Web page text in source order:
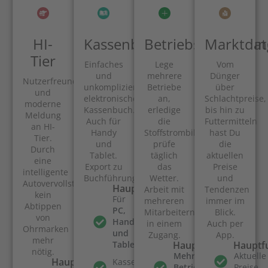
HI-
Tier
Nutzerfreundliche
und
moderne
Meldung
an HI-
Tier.
Durch
eine
intelligente
Autovervollständigung
kein
Abtippen
von
Ohrmarken
mehr
nötig.
Hauptfunktionen
Kassenbuch
Einfaches
und
unkompliziertes
elektronisches
Kassenbuch.
Auch für
Handy
und
Tablet.
Export zu
Buchführungssystemen.
Hauptfunktionen
Für
PC,
Handy
und
Tablet
Kassenbewegungen
Lege
mehrere
Betriebe
an,
erledige
die
Stoffstrombilanz,
prüfe
täglich
das
Wetter.
Arbeit mit
mehreren
Mitarbeitern
in einem
Zugang.
Hauptfunktionen
Mehrere
Vom
Dünger
über
Schlachtpreise,
bis hin zu
Futtermitteln
hast Du
die
aktuellen
Preise
und
Tendenzen
immer im
Blick.
Auch per
App.
Aktuelle